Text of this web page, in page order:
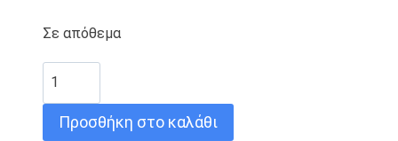
Σε απόθεμα
ΧΕΛΙΔΟΝΙ
ΔΕΝΤΡΟ
ΖΩΗΣ
Προσθήκη στο καλάθι